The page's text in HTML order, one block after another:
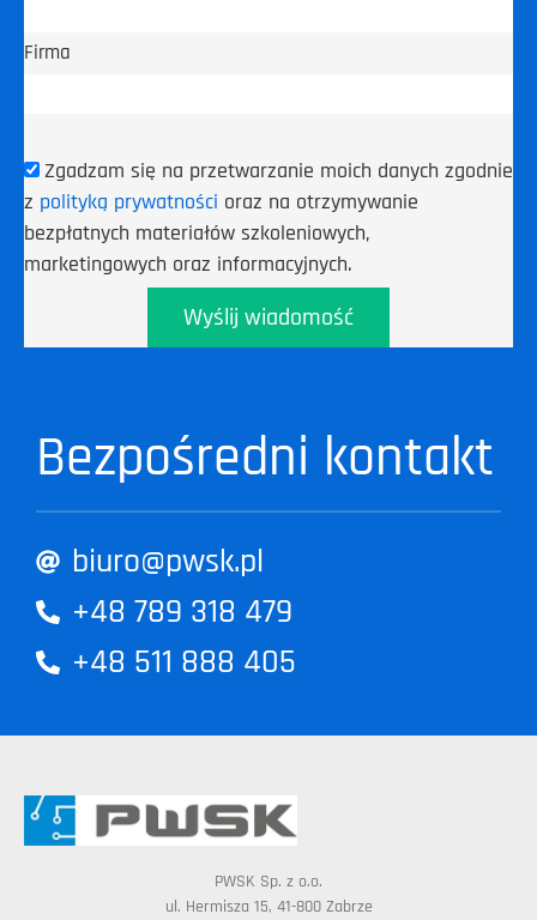
Firma
Zgadzam się na przetwarzanie moich danych zgodnie
z polityką prywatności oraz na otrzymywanie
bezpłatnych materiałów szkoleniowych,
marketingowych oraz informacyjnych.
Wyślij wiadomość
Bezpośredni kontakt
biuro@pwsk.pl
+48 789 318 479
+48 511 888 405
PWSK Sp. z o.o.
ul. Hermisza 15, 41-800 Zabrze